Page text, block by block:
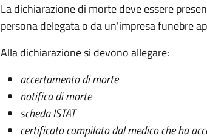
La dichiarazione di morte deve essere
persona delegata o da un'impresa funebre
Alla dichiarazione si devono allegare:
accertamento di morte
notifica di morte
scheda ISTAT
certificato compilato dal medico che ha